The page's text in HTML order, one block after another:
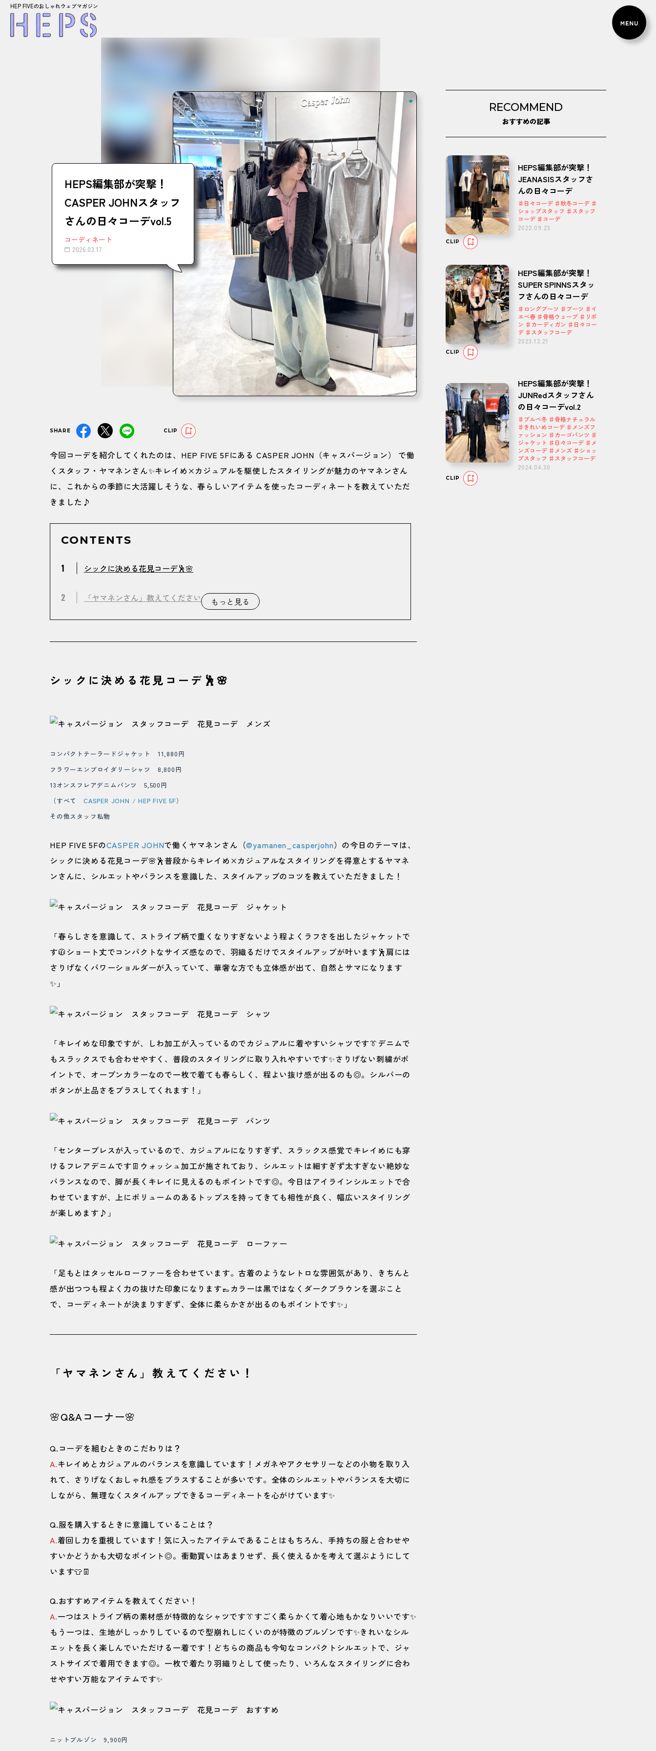
HEP FIVEのおしゃれウェブマガジン
HEPS編集部が突撃！
CASPER JOHNスタッフ
さんの日々コーデvol.5
コーディネート
2026.03.17
SHARE CLIP
今回コーデを紹介してくれたのは、HEP FIVE 5Fにある CASPER JOHN（キャスパージョン） で働
くスタッフ・ヤマネンさん✨キレイめ×カジュアルを駆使したスタイリングが魅力のヤマネンさん
に、これからの季節に大活躍しそうな、春らしいアイテムを使ったコーディネートを教えていただ
きました♪
CONTENTS
1 シックに決める花見コーデ🕺🌸
2 「ヤマネンさん」教えてください！ もっと見る
シックに決める花見コーデ🕺🌸
コンパクトテーラードジャケット 11,880円
フラワーエンブロイダリーシャツ 8,800円
13オンスフレアデニムパンツ 5,500円
（すべて CASPER JOHN / HEP FIVE 5F）
その他スタッフ私物
HEP FIVE 5FのCASPER JOHNで働くヤマネンさん（@yamanen_casperjohn）の今日のテーマは、
シックに決める花見コーデ🌸🕺普段からキレイめ×カジュアルなスタイリングを得意とするヤマネ
ンさんに、シルエットやバランスを意識した、スタイルアップのコツを教えていただきました！
「春らしさを意識して、ストライプ柄で重くなりすぎないよう程よくラフさを出したジャケットで
す🧥ショート丈でコンパクトなサイズ感なので、羽織るだけでスタイルアップが叶います🕺肩には
さりげなくパワーショルダーが入っていて、華奢な方でも立体感が出て、自然とサマになります
✨」
「キレイめな印象ですが、しわ加工が入っているのでカジュアルに着やすいシャツです👔デニムで
もスラックスでも合わせやすく、普段のスタイリングに取り入れやすいです✨さりげない刺繍がポ
イントで、オープンカラーなので一枚で着ても春らしく、程よい抜け感が出るのも◎。シルバーの
ボタンが上品さをプラスしてくれます！」
「センタープレスが入っているので、カジュアルになりすぎず、スラックス感覚でキレイめにも穿
けるフレアデニムです👖ウォッシュ加工が施されており、シルエットは細すぎず太すぎない絶妙な
バランスなので、脚が長くキレイに見えるのもポイントです◎。今日はアイラインシルエットで合
わせていますが、上にボリュームのあるトップスを持ってきても相性が良く、幅広いスタイリング
が楽しめます♪」
「足もとはタッセルローファーを合わせています。古着のようなレトロな雰囲気があり、きちんと
感が出つつも程よく力の抜けた印象になります👞カラーは黒ではなくダークブラウンを選ぶこと
で、コーディネートが決まりすぎず、全体に柔らかさが出るのもポイントです✨」
「ヤマネンさん」教えてください！
🌸Q&Aコーナー🌸
Q.コーデを組むときのこだわりは？
A.キレイめとカジュアルのバランスを意識しています！メガネやアクセサリーなどの小物を取り入
れて、さりげなくおしゃれ感をプラスすることが多いです。全体のシルエットやバランスを大切に
しながら、無理なくスタイルアップできるコーディネートを心がけています✨
Q.服を購入するときに意識していることは？
A.着回し力を重視しています！気に入ったアイテムであることはもちろん、手持ちの服と合わせや
すいかどうかも大切なポイント◎。衝動買いはあまりせず、長く使えるかを考えて選ぶようにして
います👕👖
Q.おすすめアイテムを教えてください！
A.一つはストライプ柄の素材感が特徴的なシャツです👔すごく柔らかくて着心地もかなりいいです✨
もう一つは、生地がしっかりしているので型崩れしにくいのが特徴のブルゾンです✨きれいなシル
エットを長く楽しんでいただける一着です！どちらの商品も今旬なコンパクトシルエットで、ジャ
ストサイズで着用できます◎。一枚で着たり羽織りとして使ったり、いろんなスタイリングに合わ
せやすい万能なアイテムです✨
ニットブルゾン 9,900円
RECOMMEND
おすすめの記事
HEPS編集部が突撃！
JEANASISスタッフさ
んの日々コーデ
♯日々コーデ ♯秋冬コーデ ♯
ショップスタッフ ♯スタッフ
コーデ ♯コーデ
2022.09.23
CLIP
HEPS編集部が突撃！
SUPER SPINNSスタッ
フさんの日々コーデ
♯ロングブーツ ♯ブーツ ♯イ
エベ春 ♯骨格ウェーブ ♯リボ
ン ♯カーディガン ♯日々コー
デ ♯スタッフコーデ
2023.12.21
CLIP
HEPS編集部が突撃！
JUNRedスタッフさん
の日々コーデvol.2
♯ブルベ冬 ♯骨格ナチュラル
♯きれいめコーデ ♯メンズフ
ァッション ♯カーゴパンツ ♯
ジャケット ♯日々コーデ ♯メ
ンズコーデ ♯メンズ ♯ショッ
プスタッフ ♯スタッフコーデ
2024.04.30
CLIP